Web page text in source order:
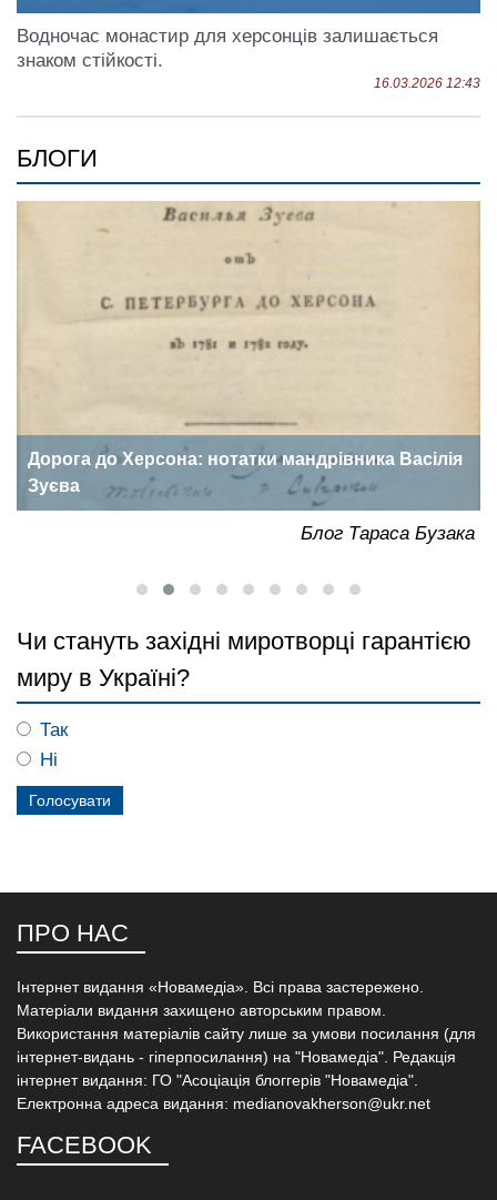
Водночас монастир для херсонців залишається
знаком стійкості.
16.03.2026 12:43
БЛОГИ
Дорога до Херсона: нотатки мандрівника Васілія
Зуєва
Блог Тараса Бузака
Чи стануть західні миротворці гарантією
миру в Україні?
Так
Ні
ПРО НАС
Інтернет видання «Новамедіа». Всі права застережено.
Матеріали видання захищено авторським правом.
Використання матеріалів сайту лише за умови посилання (для
інтернет-видань - гіперпосилання) на "Новамедіа". Редакція
інтернет видання: ГО "Асоціація блоггерів "Новамедіа".
Електронна адреса видання: medianovakherson@ukr.net
FACEBOOK